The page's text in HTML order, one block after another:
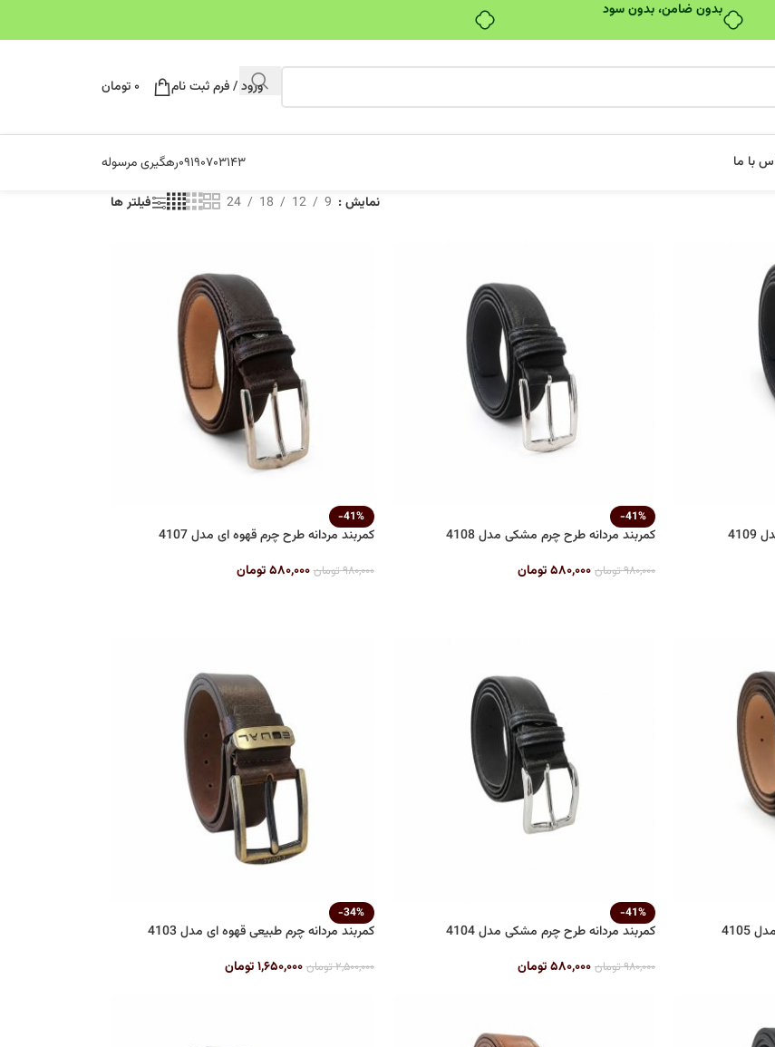
بدون ضامن، بدون سود
ورود / فرم ثبت نام ۰ تومان
با ما ۰۹۱۹۰۷۰۳۱۴۳رهگیری مرسوله
نمایش 9
12
18
24 فیلتر ها
-41%
کمربند مردانه طرح چرم مشکی مدل 4108
۹۸۰,۰۰۰تومان ۵۸۰,۰۰۰تومان
-41%
کمربند مردانه طرح چرم قهوه ای مدل 4107
۹۸۰,۰۰۰تومان ۵۸۰,۰۰۰ تومان
-41%
کمربند مردانه طرح چرم مشکی مدل 4104
۹۸۰,۰۰۰تومان ۵۸۰,۰۰۰تومان
-34%
کمربند مردانه چرم طبیعی قهوه ای مدل 4103
۲,۵۰۰,۰۰۰تومان ۱,۶۵۰,۰۰۰ تومان